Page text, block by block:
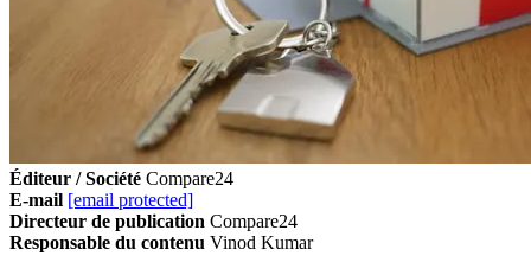
Éditeur / Société Compare24
E-mail [email protected]
Directeur de publication Compare24
Responsable du contenu Vinod Kumar